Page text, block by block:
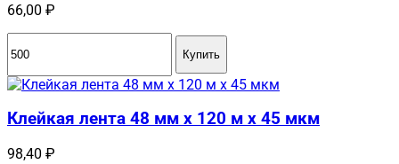
66,00 ₽
Купить
Клейкая лента 48 мм x 120 м x 45 мкм
98,40 ₽